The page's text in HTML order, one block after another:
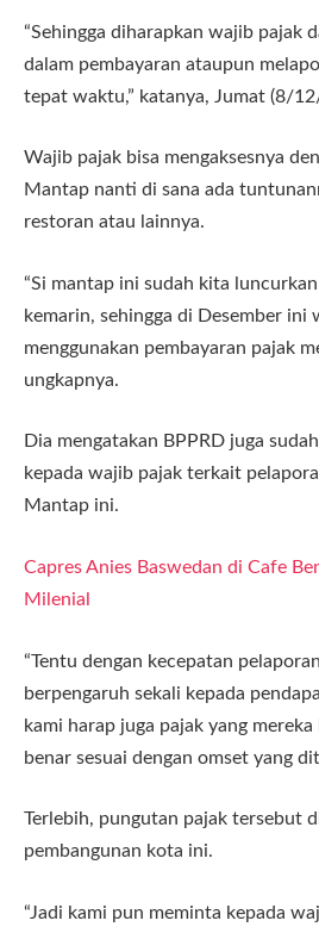
“Sehingga diharapkan wajib pajak
dalam pembayaran ataupun
tepat waktu,” katanya, Jumat (8/
Wajib pajak bisa mengaksesnya
Mantap nanti di sana ada
restoran atau lainnya.
“Si mantap ini sudah kita
kemarin, sehingga di Desember ini
menggunakan pembayaran pajak
ungkapnya.
Dia mengatakan BPPRD juga
kepada wajib pajak terkait
Mantap ini.
Capres Anies Baswedan di Cafe
Milenial
“Tentu dengan kecepatan
berpengaruh sekali kepada
kami harap juga pajak yang
benar sesuai dengan omset yang
Terlebih, pungutan pajak tersebut
pembangunan kota ini.
“Jadi kami pun meminta kepada